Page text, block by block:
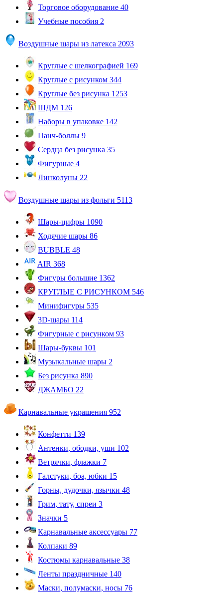
Торговое оборудование 40
Учебные пособия 2
Воздушные шары из латекса 2093
Круглые с шелкографией 169
Круглые с рисунком 344
Круглые без рисунка 1253
ШДМ 126
Наборы в упаковке 142
Панч-боллы 9
Сердца без рисунка 35
Фигурные 4
Линколуны 22
Воздушные шары из фольги 5113
Шары-цифры 1090
Ходячие шары 86
BUBBLE 48
AIR 368
Фигуры большие 1362
КРУГЛЫЕ С РИСУНКОМ 546
Минифигуры 535
3D-шары 114
Фигурные с рисунком 93
Шары-буквы 101
Музыкальные шары 2
Без рисунка 890
ДЖАМБО 22
Карнавальные украшения 952
Конфетти 139
Антенки, ободки, уши 102
Ветрячки, флажки 7
Галстуки, боа, юбки 15
Горны, дудочки, язычки 48
Грим, тату, спреи 3
Значки 5
Карнавальные аксессуары 77
Колпаки 89
Костюмы карнавальные 38
Ленты праздничные 140
Маски, полумаски, носы 76